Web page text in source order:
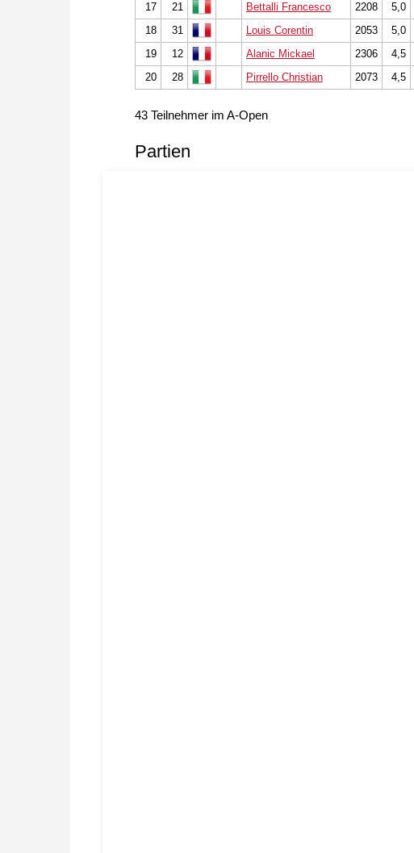
17
21 Bettalli Francesco 2208 5,0
18
31 Louis Corentin 2053 5,0
19
12 Alanic Mickael 2306 4,5
20
28 Pirrello Christian 2073 4,5
43 Teilnehmer im A-Open
Partien